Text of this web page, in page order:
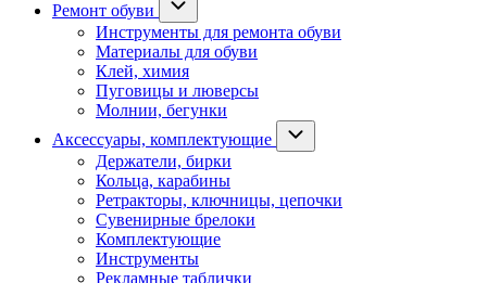
Ремонт обуви
Инструменты для ремонта обуви
Материалы для обуви
Клей, химия
Пуговицы и люверсы
Молнии, бегунки
Аксессуары, комплектующие
Держатели, бирки
Кольца, карабины
Ретракторы, ключницы, цепочки
Сувенирные брелоки
Комплектующие
Инструменты
Рекламные таблички